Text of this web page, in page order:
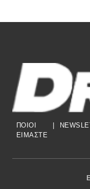
ΠΟΙΟΙ
ΕΙΜΑΣΤΕ
|